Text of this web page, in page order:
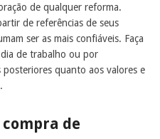
de qualquer reforma.
de referências de seus
ser as mais confiáveis. Faça
de trabalho ou por
quanto aos valores e
de